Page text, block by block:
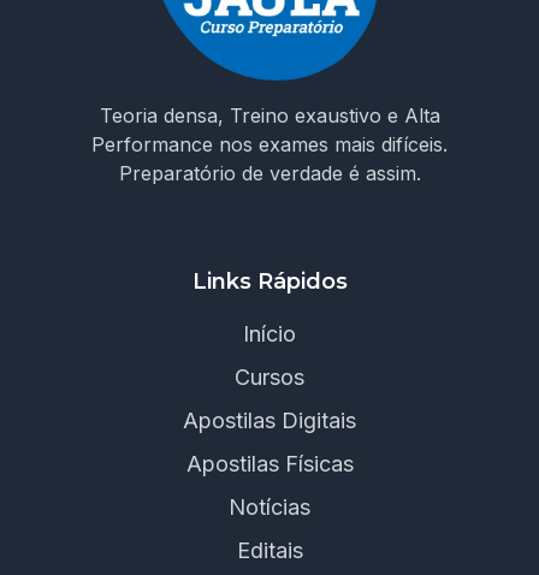
Teoria densa, Treino exaustivo e Alta
Performance nos exames mais difíceis.
Preparatório de verdade é assim.
Links Rápidos
Início
Cursos
Apostilas Digitais
Apostilas Físicas
Notícias
Editais